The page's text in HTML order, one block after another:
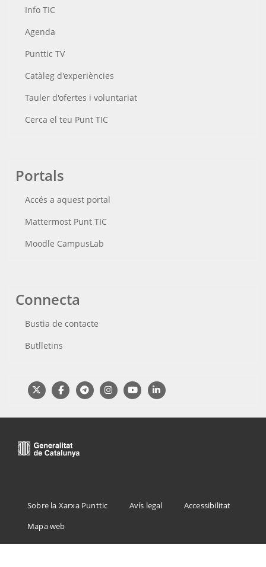
Info TIC
Agenda
Punttic TV
Catàleg d'experiències
Tauler d'ofertes i voluntariat
Cerca el teu Punt TIC
Portals
Accés a aquest portal
Mattermost Punt TIC
Moodle CampusLab
Connecta
Bustia de contacte
Butlletins
Menu
Footer
Sobre la Xarxa Punttic Avís legal
Accessibilitat
Mapa web